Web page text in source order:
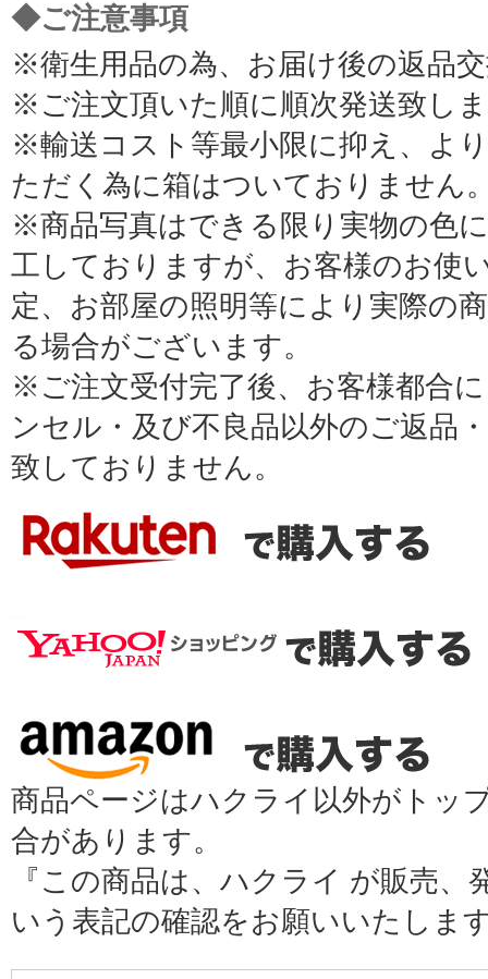
◆ご注意事項
※衛生用品の為、お届け後の返品
※ご注文頂いた順に順次発送致し
※輸送コスト等最小限に抑え、よ
ただく為に箱はついておりません
※商品写真はできる限り実物の色
工しておりますが、お客様のお使
定、お部屋の照明等により実際の
る場合がございます。
※ご注文受付完了後、お客様都合
ンセル・及び不良品以外のご返品
致しておりません。
商品ページはハクライ以外がトッ
合があります。
『この商品は、ハクライ が販売、
いう表記の確認をお願いいたしま